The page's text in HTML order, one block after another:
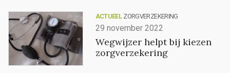
ACTUEEL ZORGVERZEKERING
29 november 2022
Wegwijzer helpt bij kiezen
zorgverzekering